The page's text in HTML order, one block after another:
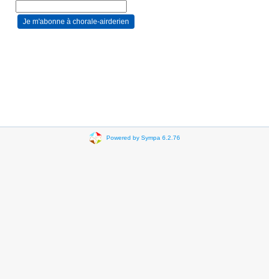
Powered by Sympa 6.2.76